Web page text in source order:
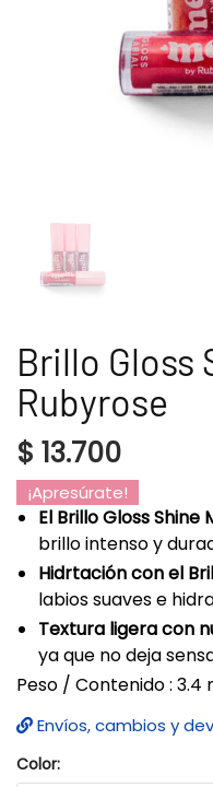
Brillo Gloss
Rubyrose
$ 13.700
¡Apresúrate!
El Brillo Gloss Shine
brillo intenso y
Hidrtación con el
labios suaves e
Textura ligera con
ya que no deja
Peso / Contenido : 3.4
Envíos, cambios y
Color: